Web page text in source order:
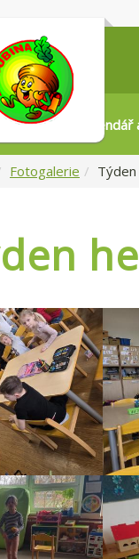
Kalendář
Fotogalerie